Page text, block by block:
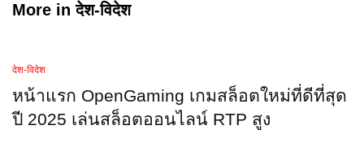
More inदेश-विदेश
देश-विदेश
หน้าแรก OpenGaming เกมสล็อตใหม่ที่ดีที่สุด
ปี 2025 เล่นสล็อตออนไลน์ RTP สูง